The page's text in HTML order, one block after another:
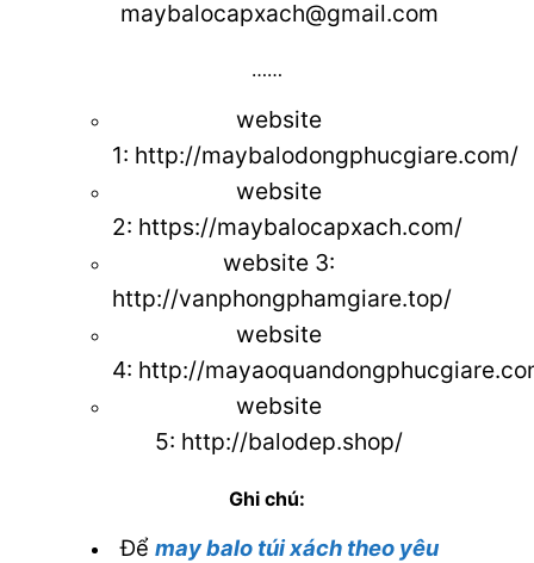
maybalocapxach@gmail.com
……
website
1: http://maybalodongphucgiare.com/
website
2: https://maybalocapxach.com/
website 3:
http://vanphongphamgiare.top/
website
4: http://
website
5: http://balodep.shop/
Ghi chú:
Để may balo túi xách theo yêu